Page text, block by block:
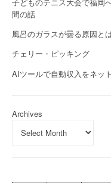
間の話
風呂のガラスが曇る原因と
チェリー・ピッキング
AIツールで自動収入をネッ
Archives